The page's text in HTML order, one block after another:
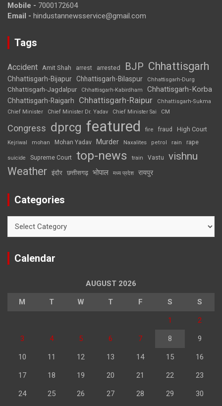
Mobile - 7000172604
Email - hindustannewsservice@gmail.com
Tags
Accident Amit Shah arrest arrested BJP Chhattisgarh
Chhattisgarh-Bijapur Chhattisgarh-Bilaspur Chhattisgarh-Durg
Chhattisgarh-Jagdalpur Chhattisgarh-Kabirdham Chhattisgarh-Korba
Chhattisgarh-Raigarh Chhattisgarh-Raipur
Chhattisgarh-Sukma
Chief Minister
Chief Minister Dr. Yadav Chief Minister Sai CM
Congress dprcg featured fire fraud High Court
Kejriwal mohan Mohan Yadav Murder Naxalites petrol rain rape
suicide Supreme Court top-news train Vastu vishnu
Weather इंदौर छत्तीसगढ़ भोपाल मध्य प्रदेश रायपुर
Categories
Calendar
AUGUST 2026
M T W T F S S
1 2
3 4 5 6 7 8 9
10 11 12 13 14 15 16
17 18 19 20 21 22 23
24 25 26 27 28 29 30